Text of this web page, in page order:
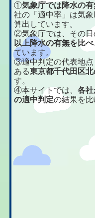
①気象庁では降水の
社の「適中率」は気
算出しています。
②気象庁では、その日
以上降水の有無を比
ています。
③適中判定の代表地点
ある東京都千代田区
す。
④本サイトでは、各
の適中判定の結果を比